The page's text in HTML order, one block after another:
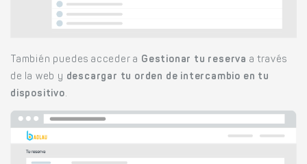
También puedes acceder a Gestionar tu reserva a través
de la web y descargar tu orden de intercambio en tu
dispositivo.